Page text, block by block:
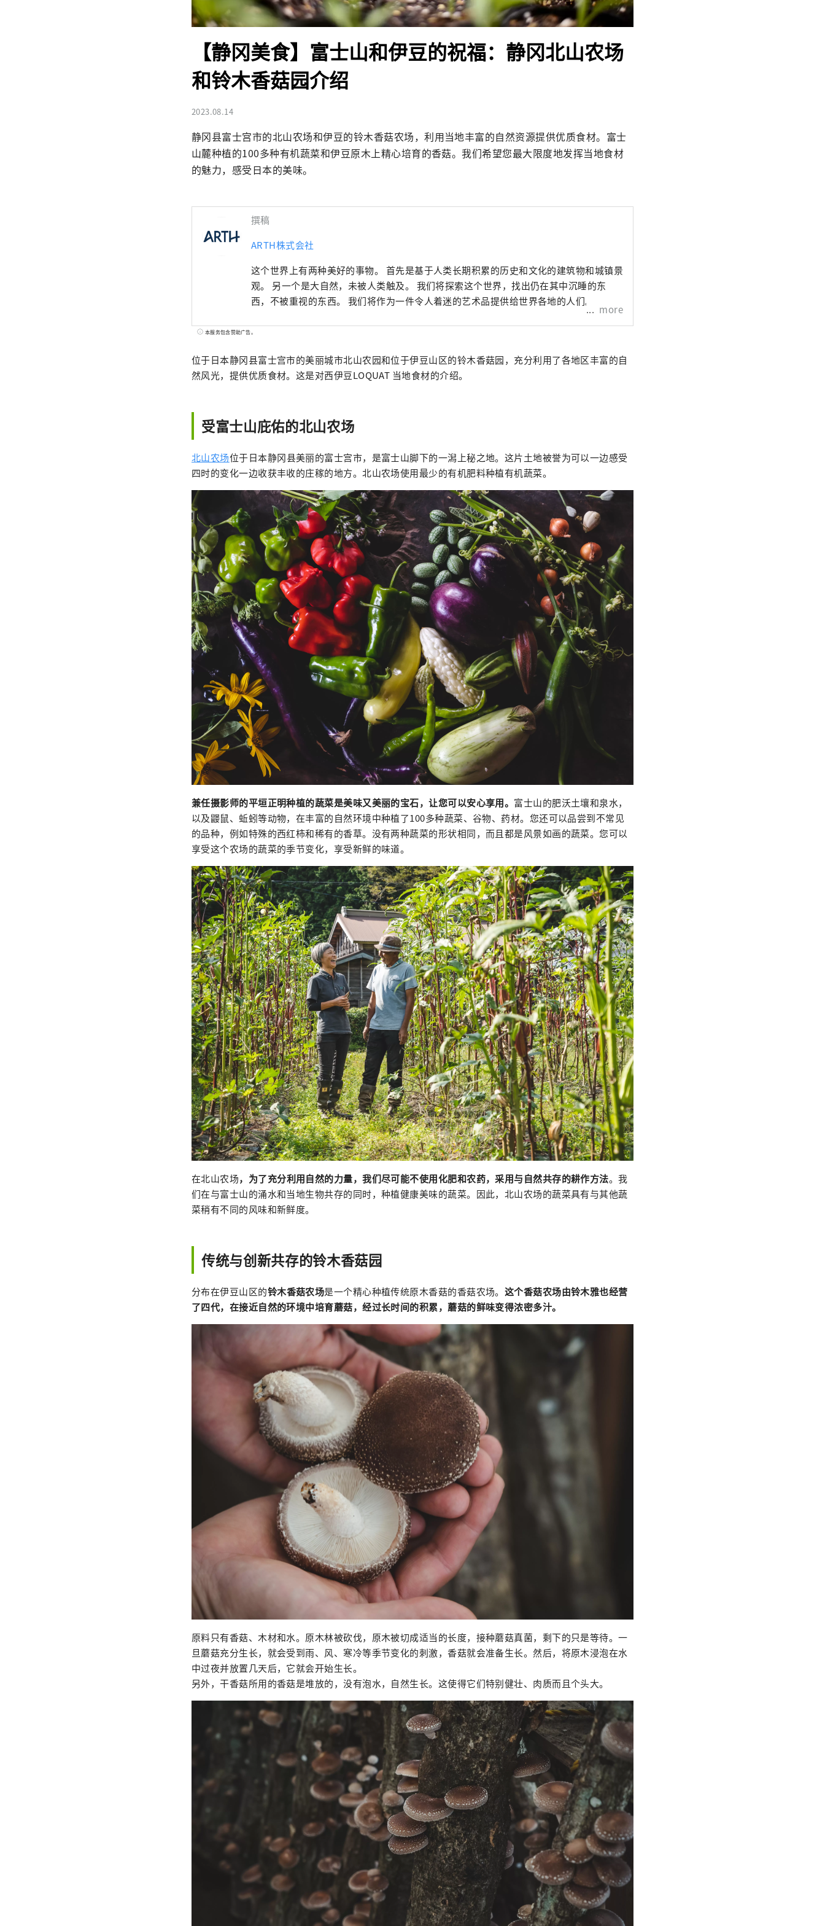
【静冈美食】富士山和伊豆的祝福：静冈北山农场
和铃木香菇园介绍
2023.08.14
静冈县富士宫市的北山农场和伊豆的铃木香菇农场，利用当地丰富的自然资源提供优质食材。富士
山麓种植的100多种有机蔬菜和伊豆原木上精心培育的香菇。我们希望您最大限度地发挥当地食材
的魅力，感受日本的美味。
撰稿
ARTH株式会社
这个世界上有两种美好的事物。 首先是基于人类长期积累的历史和文化的建筑物和城镇景
观。 另一个是大自然，未被人类触及。 我们将探索这个世界，找出仍在其中沉睡的东
西，不被重视的东西。 我们将作为一件令人着迷的艺术品提供给世界各地的人们。
more
本服务包含赞助广告。
位于日本静冈县富士宫市的美丽城市北山农园和位于伊豆山区的铃木香菇园，充分利用了各地区丰富的自
然风光，提供优质食材。这是对西伊豆LOQUAT 当地食材的介绍。
受富士山庇佑的北山农场
北山农场位于日本静冈县美丽的富士宫市，是富士山脚下的一潟上秘之地。这片土地被誉为可以一边感受
四时的变化一边收获丰收的庄稼的地方。北山农场使用最少的有机肥料种植有机蔬菜。
兼任摄影师的平垣正明种植的蔬菜是美味又美丽的宝石，让您可以安心享用。 富士山的肥沃土壤和泉水，
以及鼹鼠、蚯蚓等动物，在丰富的自然环境中种植了100多种蔬菜、谷物、药材。您还可以品尝到不常见
的品种，例如特殊的西红柿和稀有的香草。没有两种蔬菜的形状相同，而且都是风景如画的蔬菜。您可以
享受这个农场的蔬菜的季节变化，享受新鲜的味道。
在北山农场，为了充分利用自然的力量，我们尽可能不使用化肥和农药，采用与自然共存的耕作方法。我
们在与富士山的涌水和当地生物共存的同时，种植健康美味的蔬菜。因此，北山农场的蔬菜具有与其他蔬
菜稍有不同的风味和新鲜度。
传统与创新共存的铃木香菇园
分布在伊豆山区的铃木香菇农场是一个精心种植传统原木香菇的香菇农场。 这个香菇农场由铃木雅也经营
了四代，在接近自然的环境中培育蘑菇，经过长时间的积累，蘑菇的鲜味变得浓密多汁。
原料只有香菇、木材和水。原木林被砍伐，原木被切成适当的长度，接种蘑菇真菌，剩下的只是等待。一
旦蘑菇充分生长，就会受到雨、风、寒冷等季节变化的刺激，香菇就会准备生长。然后，将原木浸泡在水
中过夜并放置几天后，它就会开始生长。
另外，干香菇所用的香菇是堆放的，没有泡水，自然生长。这使得它们特别健壮、肉质而且个头大。